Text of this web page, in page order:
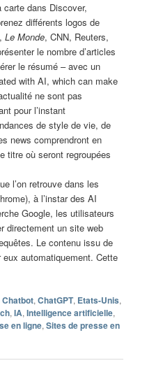
dans Discover,
différents logos de
Le Monde, CNN, Reuters,
le nombre d’articles
le résumé – avec un
with AI, which can make
ne sont pas
pour l’instant
de style de vie, de
news comprendront en
titre où seront regroupées
l’on retrouve dans les
à l’instar des AI
Google, les utilisateurs
directement un site web
Le contenu issu de
eux automatiquement. Cette
Chatbot,ChatGPT, Etats-Unis,
,IA,Intelligence artificielle,
en ligne,Sites de presse en